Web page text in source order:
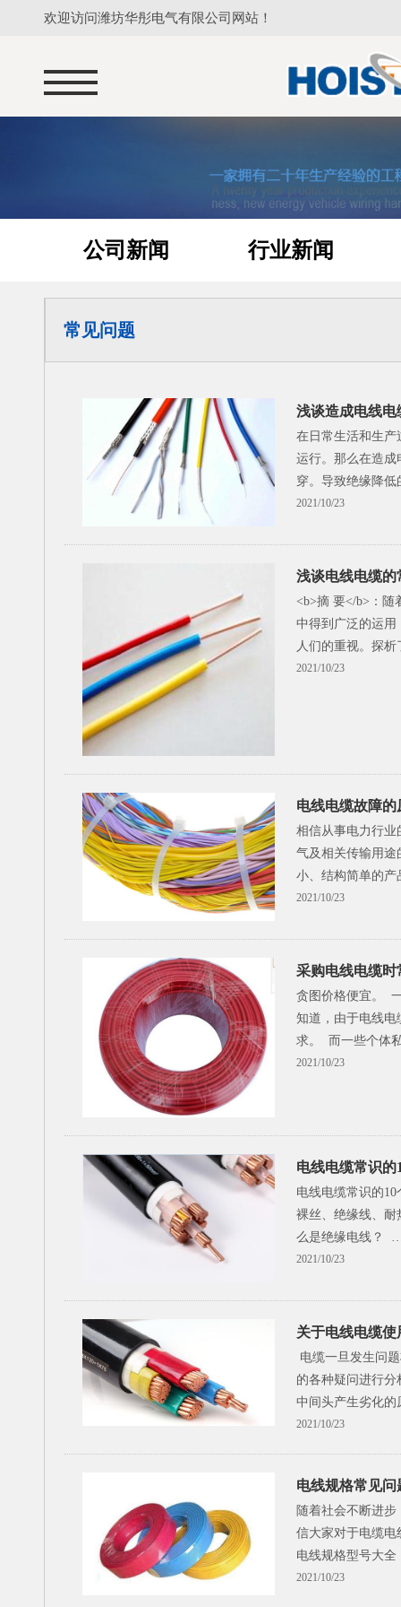
欢迎访问潍坊华彤电气有限公司网站！
公司新闻 行业新闻
常见问题
浅谈造成电线电
在日常生活和生产
运行。那么在造成
穿。导致绝缘降
2021/10/23
浅谈电线电缆
<b>摘 要</b>：
中得到广泛的运用
人们的重视。探
2021/10/23
电线电缆故障
相信从事电力行业
气及相关传输用途
小、结构简单的
2021/10/23
采购电线电缆时
贪图价格便宜。
知道，由于电线电
求。 而一些个体
2021/10/23
电线电缆常识的
电线电缆常识的
裸丝、绝缘线、
么是绝缘电线？
2021/10/23
关于电线电缆
电缆一旦发生问
的各种疑问进行
中间头产生劣化
2021/10/23
电线规格常见
随着社会不断进
信大家对于电缆电
电线规格型号大
2021/10/23